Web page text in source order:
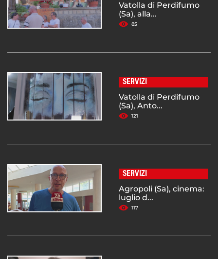
Vatolla di Perdifumo
(Sa), alla...
85
SERVIZI
Vatolla di Perdifumo
(Sa), Anto...
121
SERVIZI
Agropoli (Sa), cinema:
luglio d...
117